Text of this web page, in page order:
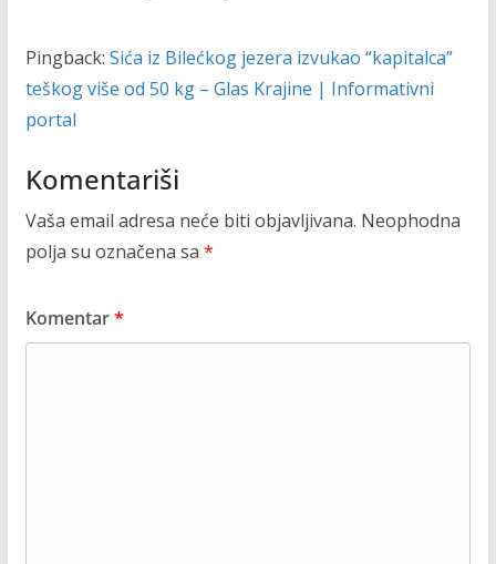
Pingback: Sića iz Bilećkog jezera izvukao “kapitalca”
teškog više od 50 kg – Glas Krajine | Informativni
portal
Komentariši
Vaša email adresa neće biti objavljivana. Neophodna
polja su označena sa *
Komentar*